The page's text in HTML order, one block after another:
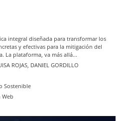
integral diseñada para transformar los
y efectivas para la mitigación del
La plataforma, va más allá...
ROJAS, DANIEL GORDILLO
Sostenible
Web